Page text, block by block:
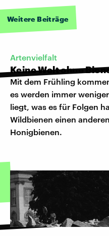
Weitere Beiträge
Artenvielfalt
Keine Welt ohne
Mit dem Frühling
es werden immer
liegt, was es für Folgen
Wildbienen einen
Honigbienen.